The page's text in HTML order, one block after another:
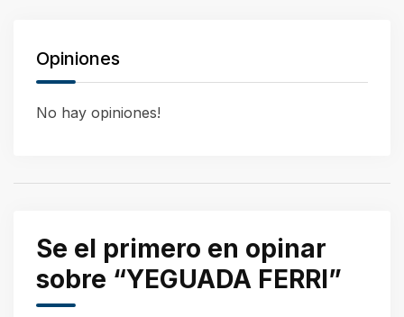
Opiniones
No hay opiniones!
Se el primero en opinar
sobre “YEGUADA FERRI”